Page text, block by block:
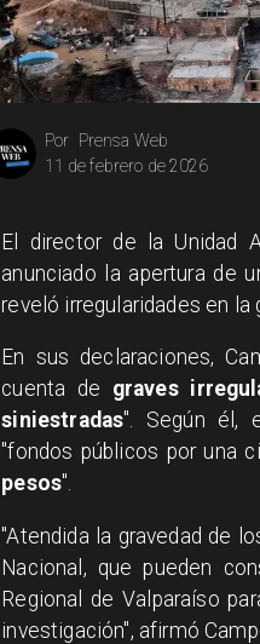
Prensa Web
Por
11 de febrero de 2026
El director de la Unidad
anunciado la apertura de
reveló irregularidades en
En sus declaraciones,
cuenta de graves
siniestradas". Según él,
"fondos públicos por una
pesos".
"Atendida la gravedad de
Nacional, que pueden
Regional de Valparaíso
investigación", afirmó